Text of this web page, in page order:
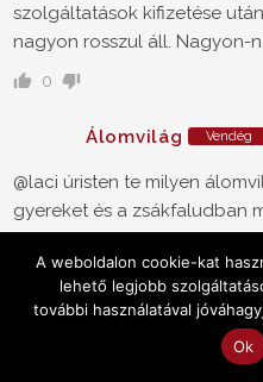
szolgáltatások kifizetése
nagyon rosszul áll. Nagyon-
0
Álomvilág Vendég
@laci úristen te milyen
gyereket és a zsákfaludban
amiből a nagypapa
érzem hogy megéri dolgozni.
0
4
A weboldalon cookie-kat
lehető legjobb
további használatával
Ok